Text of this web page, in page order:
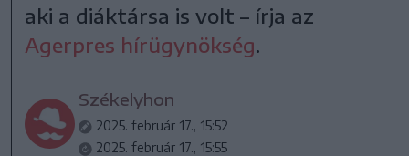
aki a diáktársa is volt – írja az
Agerpres hírügynökség.
Székelyhon
2025. február 17., 15:52
2025. február 17., 15:55